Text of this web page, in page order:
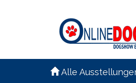
Alle